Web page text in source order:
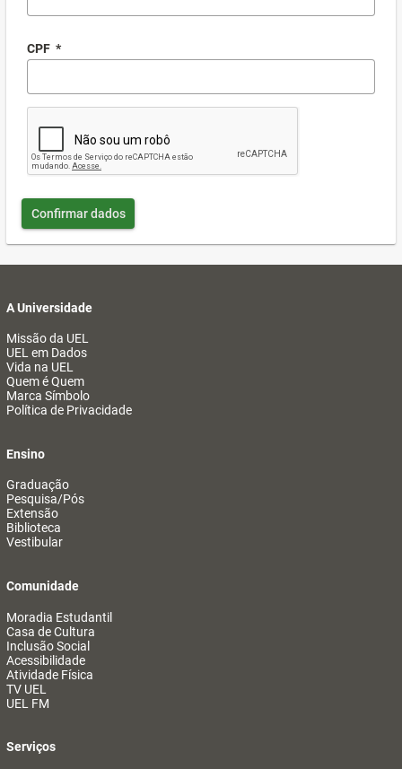
CPF *
Confirmar dados
A Universidade
Missão da UEL
UEL em Dados
Vida na UEL
Quem é Quem
Marca Símbolo
Política de Privacidade
Ensino
Graduação
Pesquisa/Pós
Extensão
Biblioteca
Vestibular
Comunidade
Moradia Estudantil
Casa de Cultura
Inclusão Social
Acessibilidade
Atividade Física
TV UEL
UEL FM
Serviços